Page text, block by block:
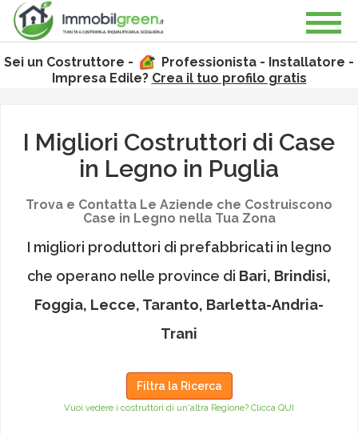
Sei un Costruttore -
Professionista - Installatore -
Impresa Edile? Crea il tuo profilo gratis
I Migliori Costruttori di Case
in Legno in Puglia
Trova e Contatta Le Aziende che Costruiscono
Case in Legno nella Tua Zona
I migliori produttori di prefabbricati in legno
che operano nelle province di Bari, Brindisi,
Foggia, Lecce, Taranto, Barletta-Andria-
Trani
Filtra la Ricerca
Vuoi vedere i costruttori di un'altra Regione? Clicca QUI